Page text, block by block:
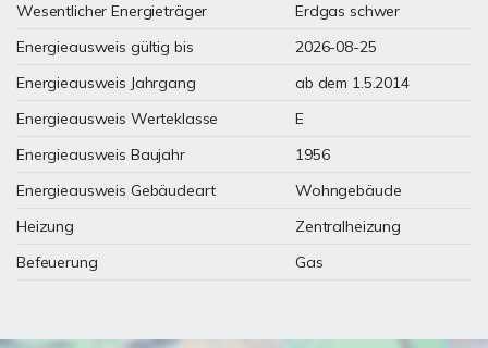
Wesentlicher Energieträger
Erdgas schwer
Energieausweis gültig bis
2026-08-25
Energieausweis Jahrgang
ab dem 1.5.2014
Energieausweis Werteklasse
E
Energieausweis Baujahr
1956
Energieausweis Gebäudeart
Wohngebäude
Heizung
Zentralheizung
Befeuerung
Gas